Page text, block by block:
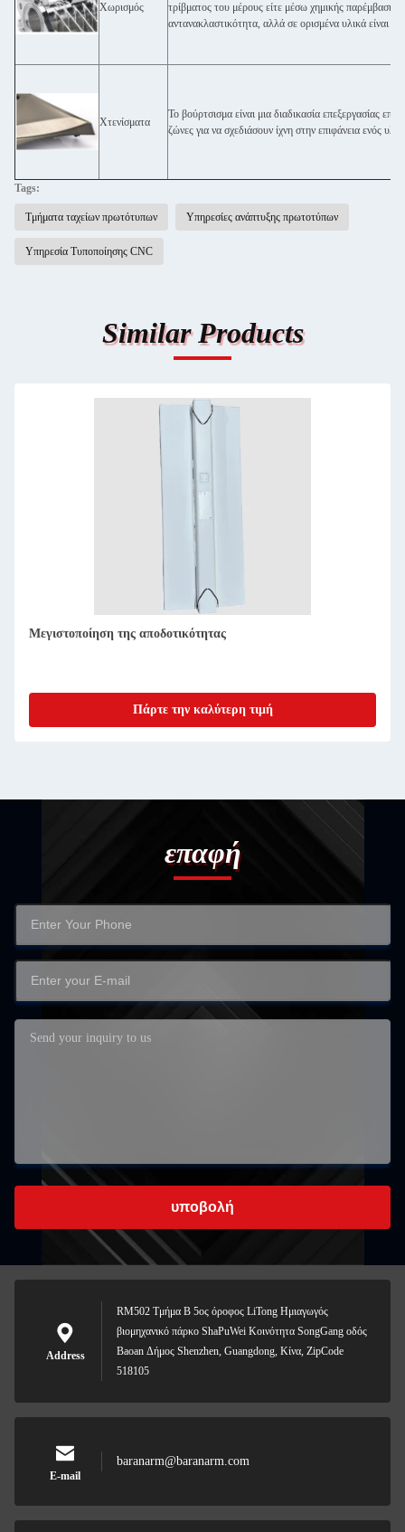
Χωρισμός
τρίβματος του μέρους είτε μέσω χημικής
αντανακλαστικότητα, αλλά σε ορισμένα υλικά είναι
Χτενίσματα
Το βούρτσισμα είναι μια διαδικασία επεξεργασίας
ζώνες για να σχεδιάσουν ίχνη στην επιφάνεια ενός
Tags:
Τμήματα ταχείων πρωτότυπων Υπηρεσίες ανάπτυξης πρωτοτύπων
Υπηρεσία Τυποποίησης CNC
Similar Products
Προηγμένη ΣΧΣ για έξυπνη κατασκευή πρωτοτύπων ECU
Πάρτε την καλύτερη τιμή
επαφή
υποβολή
Address
RM502 Τμήμα Β 5ος όροφος LiTong Ημιαγωγός
βιομηχανικό πάρκο ShaPuWei Κοινότητα SongGang οδός
Baoan Δήμος Shenzhen, Guangdong, Κίνα, ZipCode
518105
E-mail
baranarm@baranarm.com